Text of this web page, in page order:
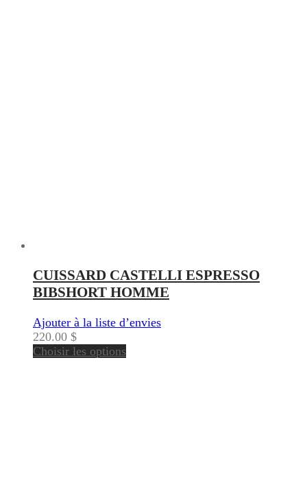
CUISSARD CASTELLI ESPRESSO
BIBSHORT HOMME
Ajouter à la liste d’envies
220.00 $
Choisir les options